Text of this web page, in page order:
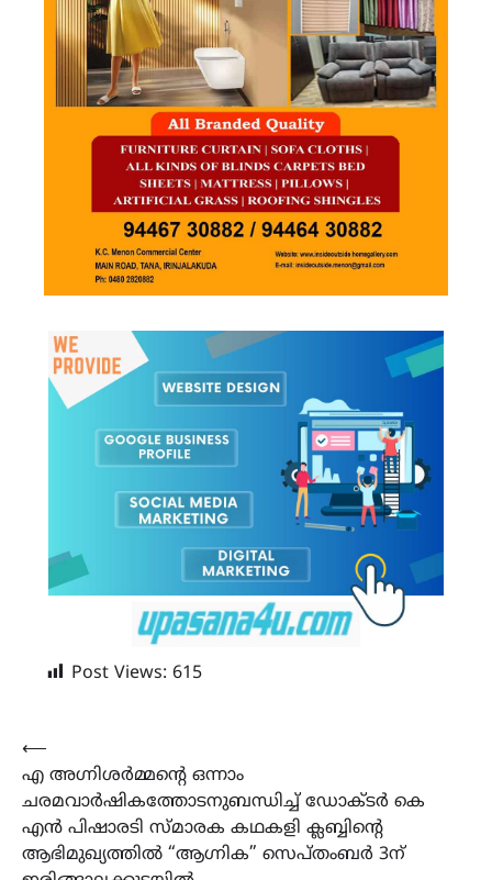
Post Views: 615
Post
navigation
⟵
എ അഗ്നിശർമ്മന്‍റെ ഒന്നാം
ചരമവാർഷികത്തോടനുബന്ധിച്ച് ഡോക്ടർ കെ
എൻ പിഷാരടി സ്മാരക കഥകളി ക്ലബ്ബിന്റെ
ആഭിമുഖ്യത്തിൽ “ആഗ്നിക” സെപ്തംബർ 3ന്